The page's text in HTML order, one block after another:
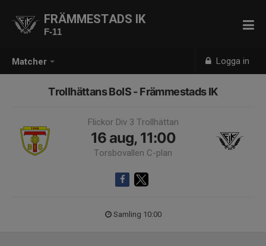
Matcher Logga in
FRÄMMESTADS IK
F-11
Trollhättans BoIS - Främmestads IK
Flickor Div 3 Trollhättan
16 aug, 11:00
Torsbovallen C-plan
Samling 10:00